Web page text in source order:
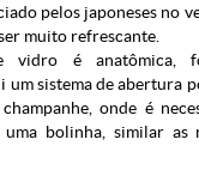
pelos japoneses no
muito refrescante.
vidro é anatômica,
um sistema de abertura
onde é
bolinha, similar as